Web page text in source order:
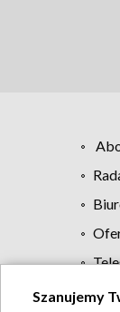
Szanujemy